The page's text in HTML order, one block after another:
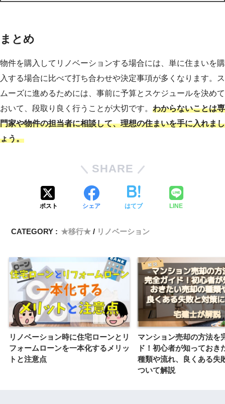
まとめ
物件を購入してリノベーションする場合には、単に住まいを購
入する場合に比べて打ち合わせや決定事項が多くなります。ス
ムーズに進めるためには、事前に予算とスケジュールを決めて
おいて、段取り良く行うことが大切です。 わからないことは専
門家や物件の担当者に相談して、理想の住まいを手に入れまし
ょう。
SHARE
ポスト シェア はてブ LINE
CATEGORY : ★移行★ リノベーション
リノベーション時に住宅ローンとリ
フォームローンを一本化するメリッ
トと注意点
マンション売却の方法を
ド！初心者が知っておき
種類や流れ、良くある失
ついて解説